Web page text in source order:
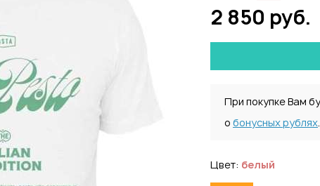
2 850 руб.
При покупке Вам
о бонусных рублях.
Цвет: белый